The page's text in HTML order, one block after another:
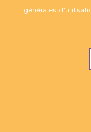
générales